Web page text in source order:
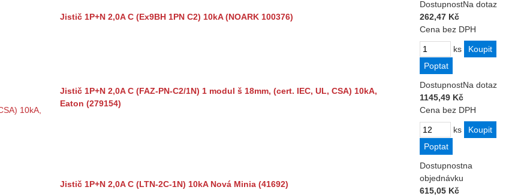
Jistič 1P+N 2,0A C (Ex9BH 1PN C2) 10kA (NOARK 100376)
DostupnostNa dotaz
262,47 Kč
Cena bez DPH
ks
Jistič 1P+N 2,0A C (FAZ-PN-C2/1N) 1 modul š 18mm, (cert. IEC, UL, CSA) 10kA,
Eaton (279154)
DostupnostNa dotaz
1145,49 Kč
Cena bez DPH
ks
Jistič 1P+N 2,0A C (LTN-2C-1N) 10kA Nová Minia (41692)
Dostupnostna
objednávku
615,05 Kč